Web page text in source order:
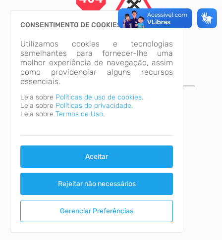
A página não foi
encontrada!
Voltar para o início
CONSENTIMENTO DE COOKIES
Utilizamos cookies e tecnologias
semelhantes para fornecer-lhe uma
melhor experiência de navegação, assim
como providenciar alguns recursos
essenciais.
Leia sobre Políticas de uso de cookies.
Leia sobre Políticas de privacidade.
Leia sobre Termos de Uso.
Aceitar
Rejeitar não necessários
Gerenciar Preferências